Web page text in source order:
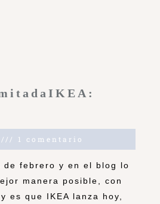
1 comentario
de febrero y en el blog lo
manera posible, con
es que IKEA lanza hoy,